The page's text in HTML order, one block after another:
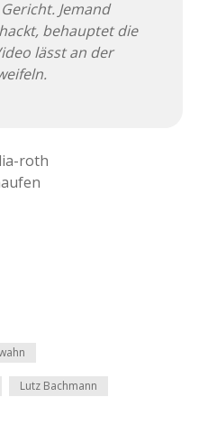
2018
2019
2021
Jemand
behauptet die
lässt an der
Lutz Bachmann